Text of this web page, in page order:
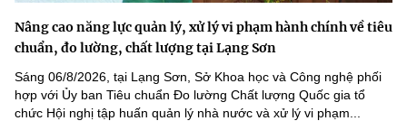
Nâng cao năng lực quản lý, xử lý vi phạm hành chính về tiêu
chuẩn, đo lường, chất lượng tại Lạng Sơn
Sáng 06/8/2026, tại Lạng Sơn, Sở Khoa học và Công nghệ phối
hợp với Ủy ban Tiêu chuẩn Đo lường Chất lượng Quốc gia tổ
chức Hội nghị tập huấn quản lý nhà nước và xử lý vi phạm...